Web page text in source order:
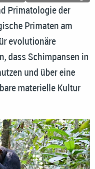
Primatologie der
Primaten am
evolutionäre
dass Schimpansen in
und über eine
materielle Kultur